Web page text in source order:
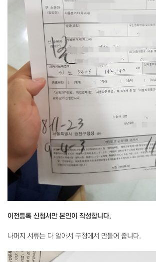
이전등록 신청서만 본인이 작성합니다.
나머지 서류는 다 알아서 구청에서 만들어 줍니다.